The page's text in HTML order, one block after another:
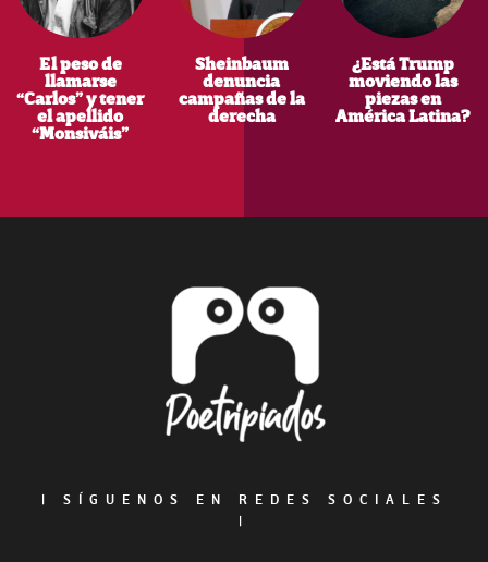
El peso de
llamarse
“Carlos” y tener
el apellido
“Monsiváis”
Sheinbaum
denuncia
campañas de la
derecha
¿Está Trump
moviendo las
piezas en
América Latina?
|
SÍGUENOS EN REDES SOCIALES
|